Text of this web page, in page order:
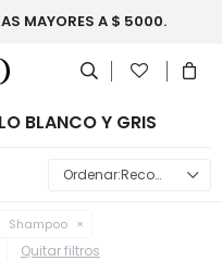
MAYORES A $ 5000.
BLANCO Y GRIS
Recomendados
Shampoo
Quitar filtros